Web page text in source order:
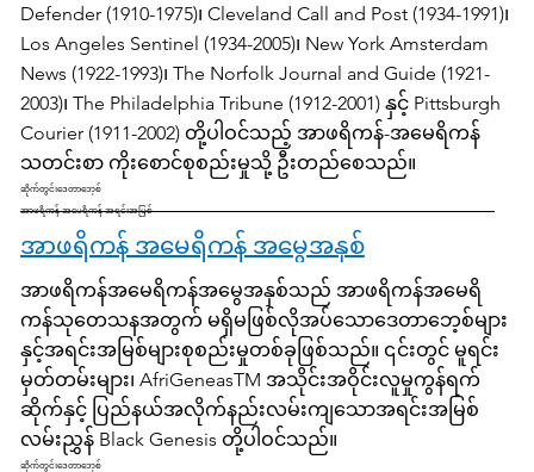
Defender (1910-1975)၊ Cleveland Call and Post (1934-1991)၊
Los Angeles Sentinel (1934-2005)၊ New York Amsterdam
News (1922-1993)၊ The Norfolk Journal and Guide (1921-
2003)၊ The Philadelphia Tribune (1912-2001) နှင့် Pittsburgh
Courier (1911-2002) တို့ပါဝင်သည့် အာဖရိကန်-အမေရိကန်
သတင်းစာ ကိုးစောင်စုစည်းမှုသို့ ဦးတည်စေသည်။
ဆိုက်တွင်းဒေတာဘေ့စ်
အာဖရိကန် အမေရိကန် အရင်းအမြစ်
အာဖရိကန် အမေရိကန် အမွေအနှစ်
အာဖရိကန်အမေရိကန်အမွေအနှစ်သည် အာဖရိကန်အမေရိ
ကန်သုတေသနအတွက် မရှိမဖြစ်လိုအပ်သောဒေတာဘေ့စ်များ
နှင့်အရင်းအမြစ်များစုစည်းမှုတစ်ခုဖြစ်သည်။ ၎င်းတွင် မူရင်း
မှတ်တမ်းများ၊ AfriGeneasTM အသိုင်းအဝိုင်းလူမှုကွန်ရက်
ဆိုက်နှင့် ပြည်နယ်အလိုက်နည်းလမ်းကျသောအရင်းအမြစ်
လမ်းညွှန် Black Genesis တို့ပါဝင်သည်။
ဆိုက်တွင်းဒေတာဘေ့စ်